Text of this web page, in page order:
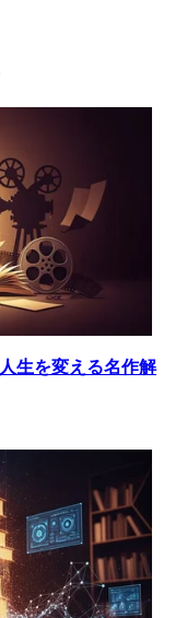
生を変える名作解